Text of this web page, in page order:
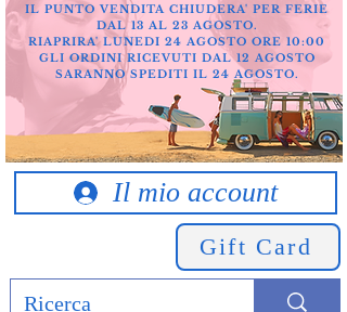
Il mio account
Gift Card
IL PUNTO VENDITA CHIUDERA' PER FERIE
DAL 13 AL 23 AGOSTO.
RIAPRIRA' LUNEDI 24 AGOSTO ORE 10:00
GLI ORDINI RICEVUTI DAL 12 AGOSTO
SARANNO SPEDITI IL 24 AGOSTO.